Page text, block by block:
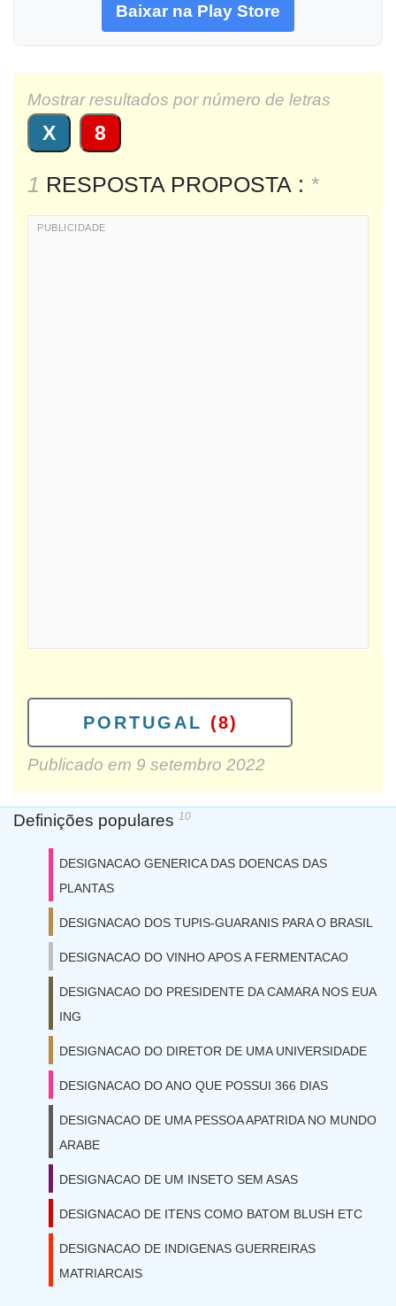
Baixar na Play Store
Mostrar resultados por número de letras
X 8
1 RESPOSTA PROPOSTA : *
PORTUGAL (8)
Publicado em 9 setembro 2022
Definições populares 10
DESIGNACAO GENERICA DAS DOENCAS DAS
PLANTAS
DESIGNACAO DOS TUPIS-GUARANIS PARA O BRASIL
DESIGNACAO DO VINHO APOS A FERMENTACAO
DESIGNACAO DO PRESIDENTE DA CAMARA NOS EUA
ING
DESIGNACAO DO DIRETOR DE UMA UNIVERSIDADE
DESIGNACAO DO ANO QUE POSSUI 366 DIAS
DESIGNACAO DE UMA PESSOA APATRIDA NO MUNDO
ARABE
DESIGNACAO DE UM INSETO SEM ASAS
DESIGNACAO DE ITENS COMO BATOM BLUSH ETC
DESIGNACAO DE INDIGENAS GUERREIRAS
MATRIARCAIS